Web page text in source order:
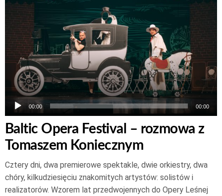
00:00 00:00
Baltic Opera Festival – rozmowa z
Tomaszem Koniecznym
Cztery dni, dwa premierowe spektakle, dwie orkiestry, dwa
chóry, kilkudziesięciu znakomitych artystów: solistów i
realizatorów. Wzorem lat przedwojennych do Opery Leśnej